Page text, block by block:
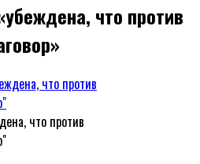
что против
что против